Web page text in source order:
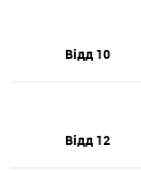
Відд 10
Відд 12